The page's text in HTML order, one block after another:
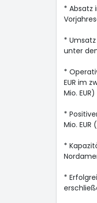
* Absatz
*
unter
*
EUR im
Mio. EUR)
*
Mio. EUR
*
*